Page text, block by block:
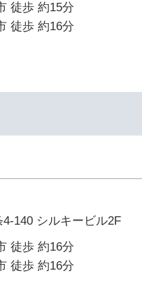
徒歩 約15分
徒歩 約16分
140 シルキービル2F
徒歩 約16分
徒歩 約16分